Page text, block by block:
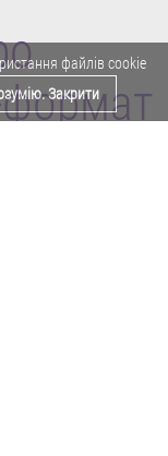
файлів cookie
Закрити